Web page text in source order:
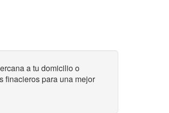
a tu domicilio o
finacieros para una mejor